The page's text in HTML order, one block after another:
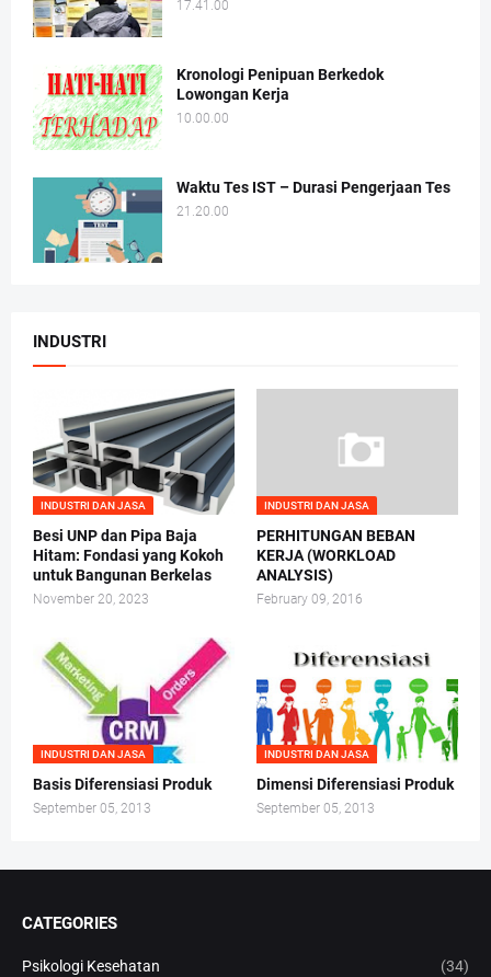
17.41.00
Kronologi Penipuan Berkedok
Lowongan Kerja
10.00.00
Waktu Tes IST – Durasi Pengerjaan Tes
21.20.00
INDUSTRI
INDUSTRI DAN JASA
Besi UNP dan Pipa Baja
Hitam: Fondasi yang Kokoh
untuk Bangunan Berkelas
November 20, 2023
INDUSTRI DAN JASA
PERHITUNGAN BEBAN
KERJA (WORKLOAD
ANALYSIS)
February 09, 2016
INDUSTRI DAN JASA
Basis Diferensiasi Produk
September 05, 2013
INDUSTRI DAN JASA
Dimensi Diferensiasi Produk
September 05, 2013
CATEGORIES
Psikologi Kesehatan (34)